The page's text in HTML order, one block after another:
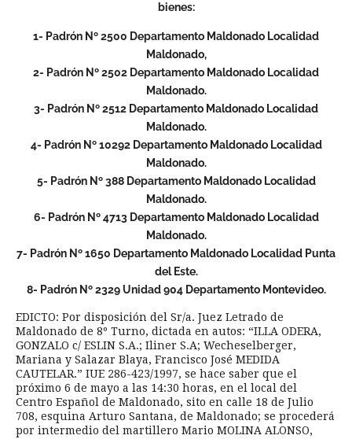
bienes:
1- Padrón Nº 2500 Departamento Maldonado Localidad
Maldonado,
2- Padrón Nº 2502 Departamento Maldonado Localidad
Maldonado.
3- Padrón Nº 2512 Departamento Maldonado Localidad
Maldonado.
4- Padrón Nº 10292 Departamento Maldonado Localidad
Maldonado.
5- Padrón Nº 388 Departamento Maldonado Localidad
Maldonado.
6- Padrón Nº 4713 Departamento Maldonado Localidad
Maldonado.
7- Padrón Nº 1650 Departamento Maldonado Localidad Punta
del Este.
8- Padrón Nº 2329 Unidad 904 Departamento Montevideo.
EDICTO: Por disposición del Sr/a. Juez Letrado de
Maldonado de 8º Turno, dictada en autos: “ILLA ODERA,
GONZALO c/ ESLIN S.A.; Iliner S.A; Wecheselberger,
Mariana y Salazar Blaya, Francisco José MEDIDA
CAUTELAR.” IUE 286-423/1997, se hace saber que el
próximo 6 de mayo a las 14:30 horas, en el local del
Centro Español de Maldonado, sito en calle 18 de Julio
708, esquina Arturo Santana, de Maldonado; se procederá
por intermedio del martillero Mario MOLINA ALONSO,